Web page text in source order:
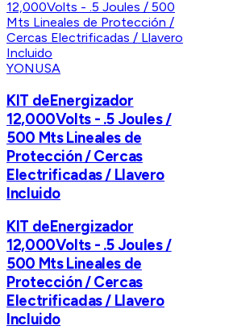
YONUSA
KIT deEnergizador
12,000Volts - .5 Joules /
500 Mts Lineales de
Protección / Cercas
Electrificadas / Llavero
Incluido
KIT deEnergizador
12,000Volts - .5 Joules /
500 Mts Lineales de
Protección / Cercas
Electrificadas / Llavero
Incluido